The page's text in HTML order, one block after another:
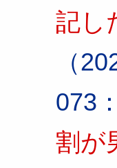
記し
（
073：
割が